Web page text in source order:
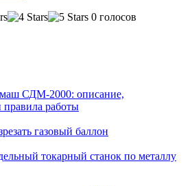
0 голосов
СДМ-2000: описание,
правила работы
газовый баллон
токарный станок по металлу